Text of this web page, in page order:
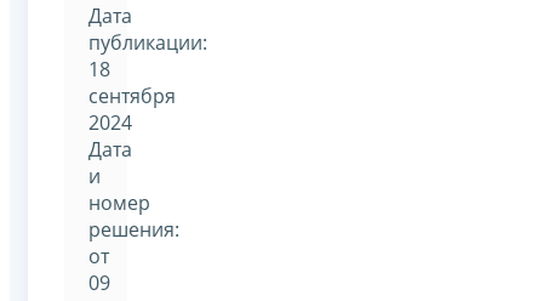
Дата
публикации:
18
сентября
2024
Дата
и
номер
решения:
от
09